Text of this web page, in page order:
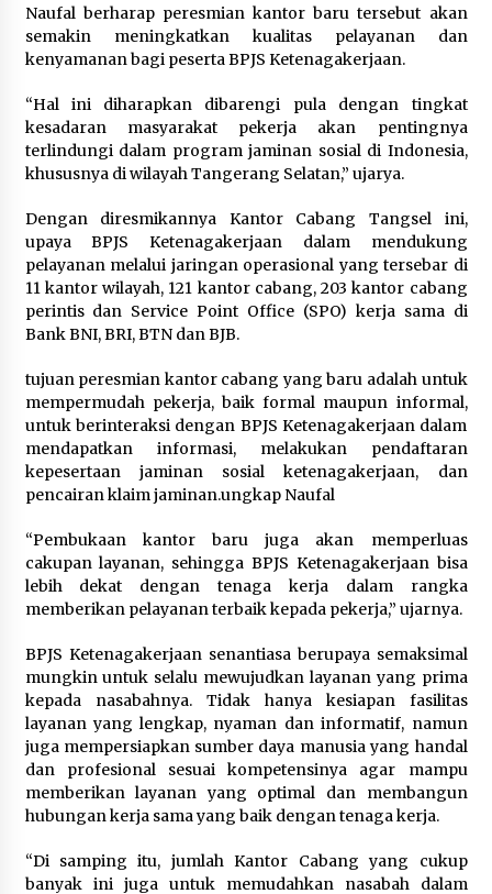
Kelompok 83 Laksanakan
Pendampingan Pembuatan Spanduk
Sebagai Upaya Memperkuat
Pemasaran UMKM di Desa Cempaka
Jaga Kebugaran Petugas, Lapas
Kelas I Tangerang Gelar Cek
Kesehatan Gratis dan Skrining TB
Lanjutan
6 Agustus 2026
Kemenkum Malut Dorong
Perlindungan Hak Cipta Musik di Era
Digital, Sosialisasikan Pencatatan
Gratis dan Penguatan Royalti
6 Agustus 2026
Dikunjungi PWI, Wawan Fauzi: Peran
Media Bisa Berdampak Besar
hingga Fatal
6 Agustus 2026
Naufal berharap peresmian kantor baru tersebut akan
semakin meningkatkan kualitas pelayanan dan
kenyamanan bagi peserta BPJS Ketenagakerjaan.
“Hal ini diharapkan dibarengi pula dengan tingkat
kesadaran masyarakat pekerja akan pentingnya
terlindungi dalam program jaminan sosial di Indonesia,
khususnya di wilayah Tangerang Selatan,” ujarya.
Dengan diresmikannya Kantor Cabang Tangsel ini,
upaya BPJS Ketenagakerjaan dalam mendukung
pelayanan melalui jaringan operasional yang tersebar di
11 kantor wilayah, 121 kantor cabang, 203 kantor cabang
perintis dan Service Point Office (SPO) kerja sama di
Bank BNI, BRI, BTN dan BJB.
tujuan peresmian kantor cabang yang baru adalah untuk
mempermudah pekerja, baik formal maupun informal,
untuk berinteraksi dengan BPJS Ketenagakerjaan dalam
mendapatkan informasi, melakukan pendaftaran
kepesertaan jaminan sosial ketenagakerjaan, dan
pencairan klaim jaminan.ungkap Naufal
“Pembukaan kantor baru juga akan memperluas
cakupan layanan, sehingga BPJS Ketenagakerjaan bisa
lebih dekat dengan tenaga kerja dalam rangka
memberikan pelayanan terbaik kepada pekerja,” ujarnya.
BPJS Ketenagakerjaan senantiasa berupaya semaksimal
mungkin untuk selalu mewujudkan layanan yang prima
kepada nasabahnya. Tidak hanya kesiapan fasilitas
layanan yang lengkap, nyaman dan informatif, namun
juga mempersiapkan sumber daya manusia yang handal
dan profesional sesuai kompetensinya agar mampu
memberikan layanan yang optimal dan membangun
hubungan kerja sama yang baik dengan tenaga kerja.
“Di samping itu, jumlah Kantor Cabang yang cukup
banyak ini juga untuk memudahkan nasabah dalam